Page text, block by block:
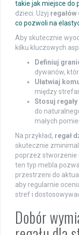
takie jak miejsce do
dzieci. Użyj regałów
co pozwoli na
Aby skutecznie
kilku kluczowych
Definiuj
dywanów,
Ułatwiaj
między
Stosuj
do
małych
Na przykład, regał
skutecznie
poprzez stworzenie
ten typ mebla
przestrzeni do
aby regularnie
stref i
Dobór